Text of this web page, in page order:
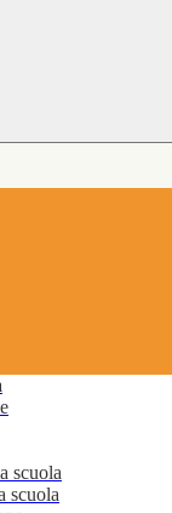
scuola
scuola